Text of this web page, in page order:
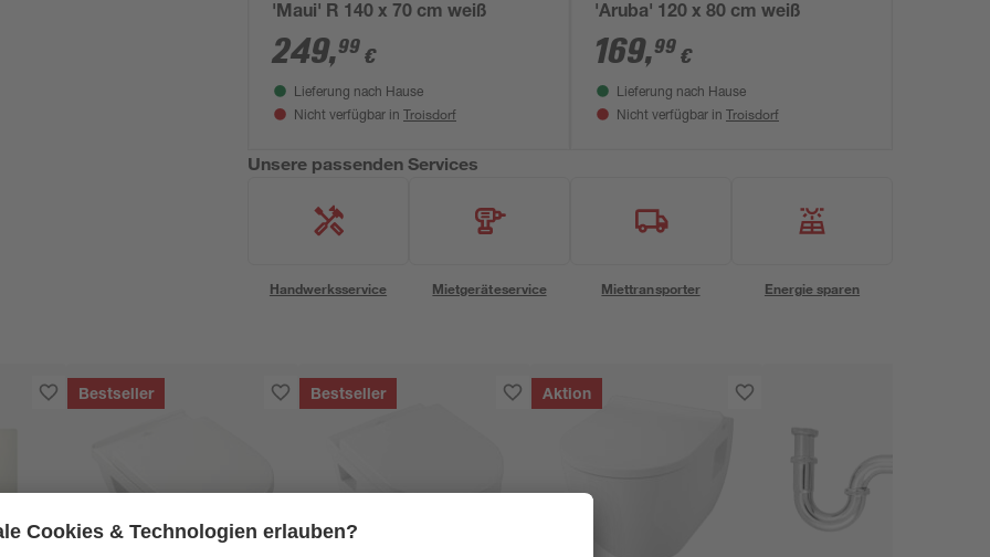
'Maui' R 140 x 70 cm weiß
249,99 €
Lieferung nach Hause
Nicht verfügbar in Troisdorf
'Aruba' 120 x 80 cm weiß
169,99 €
Lieferung nach Hause
Nicht verfügbar in Troisdorf
Unsere passenden Services
Handwerksservice Mietgeräteservice Miettransporter Energie sparen
Bestseller Bestseller Aktion